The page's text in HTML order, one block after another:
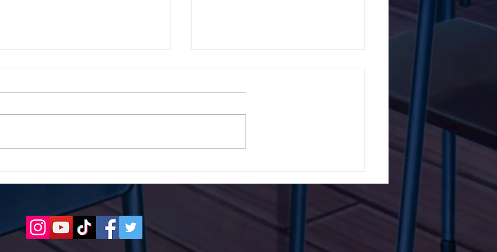
Τώρα. Με σύνθημα "Μίλα
Τώρα" όλα τα σχολεία της
Ελλάδας ενώνουν τις
δυνάμεις τους ενάντια στο
Bullying
| Μίλα Τώρα. Με σύνθημα
"Μίλα Τώρα" όλα τα σχολεία
της Ελλάδας ενώνουν τις